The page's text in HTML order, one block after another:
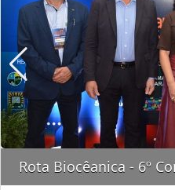
Rota Biocêanica - 6º